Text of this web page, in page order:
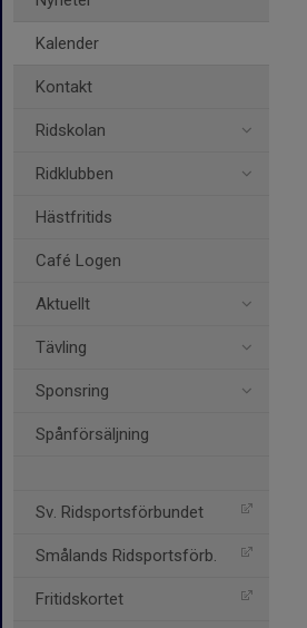
Kalender
Kontakt
Ridskolan
Ridklubben
Hästfritids
Café Logen
Aktuellt
Tävling
Sponsring
Spånförsäljning
Sv. Ridsportsförbundet
Smålands Ridsportsförb.
Fritidskortet